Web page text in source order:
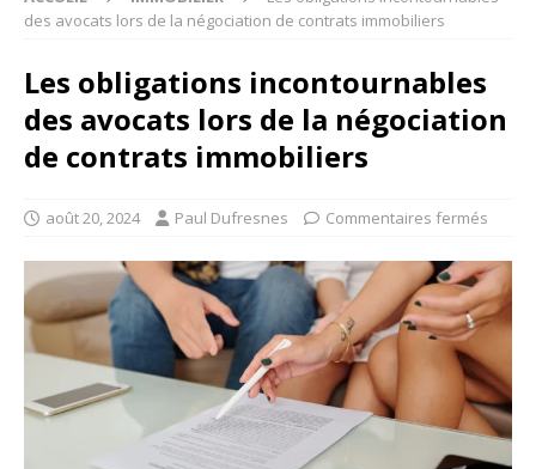
des avocats lors de la négociation de contrats immobiliers
Les obligations incontournables
des avocats lors de la négociation
de contrats immobiliers
août 20, 2024 Paul Dufresnes Commentaires fermés